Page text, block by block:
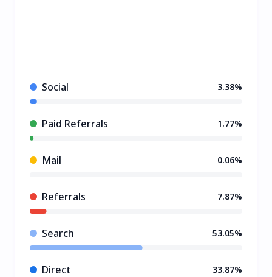
Social 3.38%
Paid Referrals 1.77%
Mail 0.06%
Referrals 7.87%
Search 53.05%
Direct 33.87%